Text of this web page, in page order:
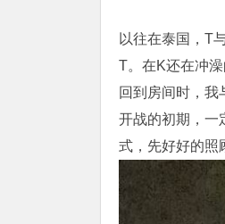
以往在泰国，T
T。在K还在冲
回到房间时，我
开战的初期，一
式，先好好的照